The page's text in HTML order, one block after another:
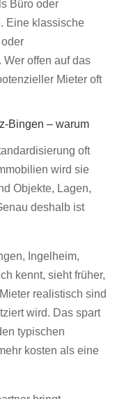
Büro oder
Eine klassische
Wer offen auf das
Mieter oft
Bingen – warum
oft
wird sie
Objekte, Lagen,
deshalb ist
Ingelheim,
kennt, sieht früher,
realistisch sind
wird. Das spart
typischen
kosten als eine